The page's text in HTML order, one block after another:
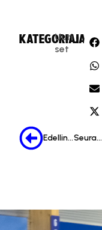
KATEGORIA:
Uuti
set
JAA:
Edellinen Seuraava